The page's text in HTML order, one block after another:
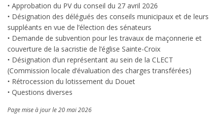
• Approbation du PV du conseil du 27 avril 2026
• Désignation des délégués des conseils municipaux et de leurs
suppléants en vue de l’élection des sénateurs
• Demande de subvention pour les travaux de maçonnerie et
couverture de la sacristie de l’église Sainte-Croix
• Désignation d’un représentant au sein de la CLECT
(Commission locale d’évaluation des charges transférées)
• Rétrocession du lotissement du Douet
• Questions diverses
Page mise à jour le 20 mai 2026